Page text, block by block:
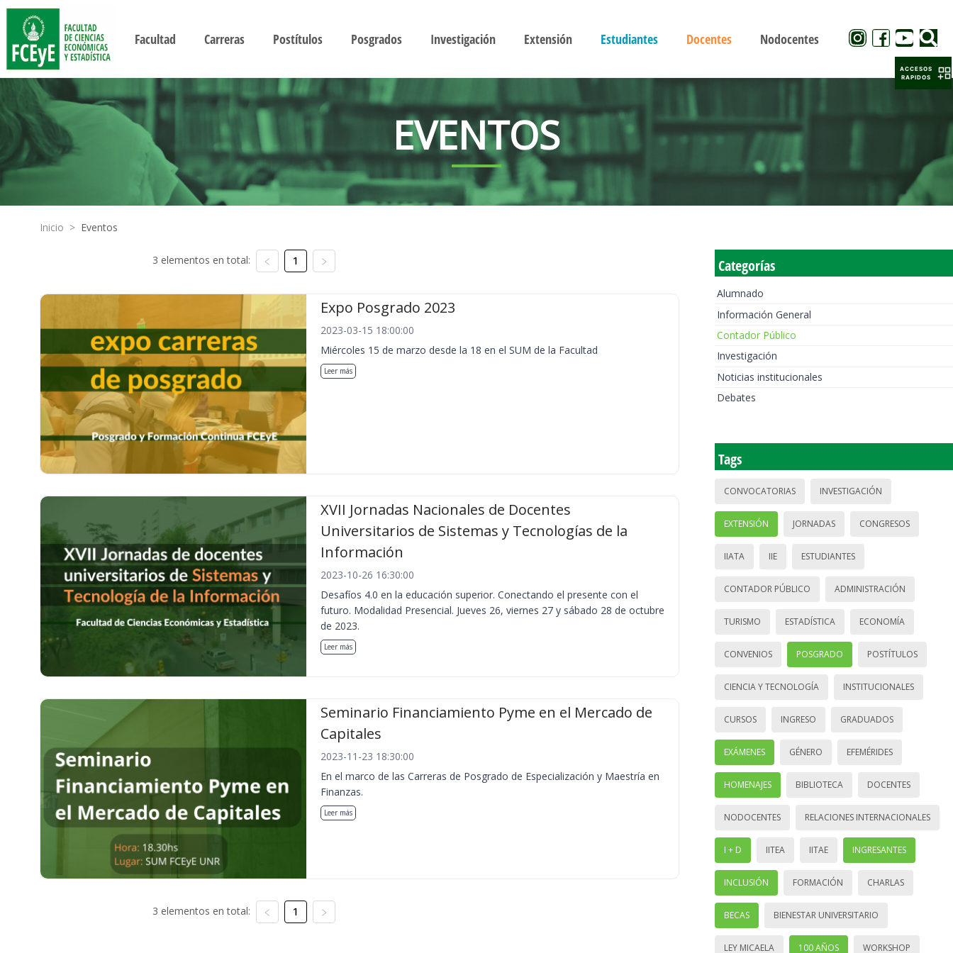
Facultad Carreras Postítulos Posgrados Investigación Extensión Estudiantes Docentes Nodocentes
EVENTOS
Inicio > Eventos
3 elementos en total: 1
Expo Posgrado 2023
2023-03-15 18:00:00
Miércoles 15 de marzo desde la 18 en el SUM de la Facultad
Leer más
XVII Jornadas Nacionales de Docentes
Universitarios de Sistemas y Tecnologías de la
Información
2023-10-26 16:30:00
Desafíos 4.0 en la educación superior. Conectando el presente con el
futuro. Modalidad Presencial. Jueves 26, viernes 27 y sábado 28 de octubre
de 2023.
Leer más
Seminario Financiamiento Pyme en el Mercado de
Capitales
2023-11-23 18:30:00
En el marco de las Carreras de Posgrado de Especialización y Maestría en
Finanzas.
Leer más
3 elementos en total: 1
Categorías
Alumnado
Información General
Contador Público
Investigación
Noticias institucionales
Debates
Tags
CONVOCATORIAS INVESTIGACIÓN
EXTENSIÓN JORNADAS CONGRESOS
IIATA IIE ESTUDIANTES
CONTADOR PÚBLICO ADMINISTRACIÓN
TURISMO ESTADÍSTICA ECONOMÍA
CONVENIOS POSGRADO POSTÍTULOS
CIENCIA Y TECNOLOGÍA INSTITUCIONALES
CURSOS INGRESO GRADUADOS
EXÁMENES GÉNERO EFEMÉRIDES
HOMENAJES BIBLIOTECA DOCENTES
NODOCENTES RELACIONES INTERNACIONALES
I + D IITEA IITAE INGRESANTES
INCLUSIÓN FORMACIÓN CHARLAS
BECAS BIENESTAR UNIVERSITARIO
LEY MICAELA 100 AÑOS WORKSHOP
ACCESOS
RAPIDOS